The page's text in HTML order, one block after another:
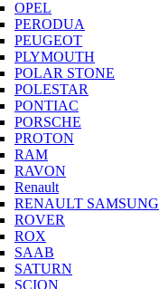
OPEL
PERODUA
PEUGEOT
PLYMOUTH
POLAR STONE
POLESTAR
PONTIAC
PORSCHE
PROTON
RAM
RAVON
Renault
RENAULT SAMSUNG
ROVER
ROX
SAAB
SATURN
SCION